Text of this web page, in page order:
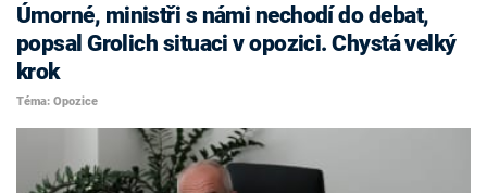
Úmorné, ministři s námi nechodí do debat,
popsal Grolich situaci v opozici. Chystá velký
krok
Téma: Opozice